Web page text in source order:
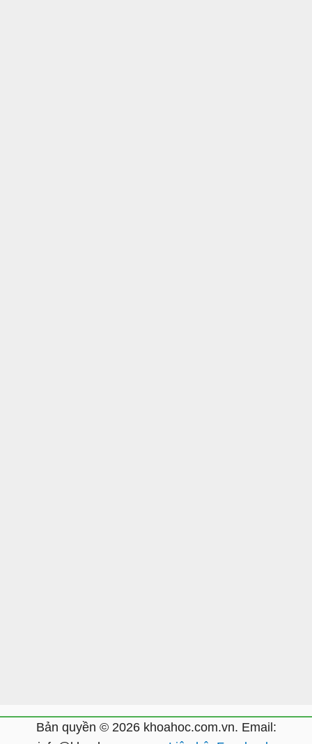
Bản quyền © 2026 khoahoc.com.vn. Email: